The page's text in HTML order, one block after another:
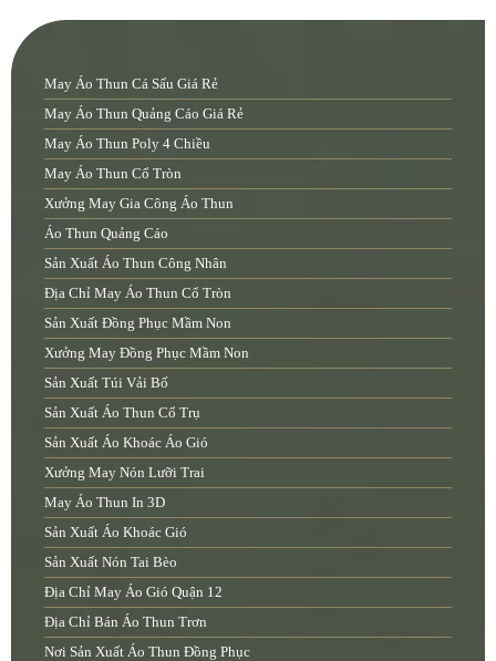
May Áo Thun Cá Sấu Giá Rẻ
May Áo Thun Quảng Cáo Giá Rẻ
May Áo Thun Poly 4 Chiều
May Áo Thun Cổ Tròn
Xưởng May Gia Công Áo Thun
Áo Thun Quảng Cáo
Sản Xuất Áo Thun Công Nhân
Địa Chỉ May Áo Thun Cổ Tròn
Sản Xuất Đồng Phục Mầm Non
Xưởng May Đồng Phục Mầm Non
Sản Xuất Túi Vải Bố
Sản Xuất Áo Thun Cổ Trụ
Sản Xuất Áo Khoác Áo Gió
Xưởng May Nón Lưỡi Trai
May Áo Thun In 3D
Sản Xuất Áo Khoác Gió
Sản Xuất Nón Tai Bèo
Địa Chỉ May Áo Gió Quận 12
Địa Chỉ Bán Áo Thun Trơn
Nơi Sản Xuất Áo Thun Đồng Phục